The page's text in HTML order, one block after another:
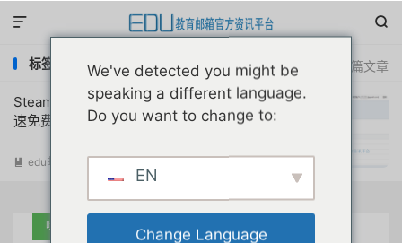


共 1 篇文章
标签：switch免费加速器
Steam/Switch/PS/XBOX/IOS游戏联机加
速免费真实永久原创首发
 edu邮箱资讯 阅读(12182)
吐血推荐
We've detected you might be
speaking a different language.
Do you want to change to:
EN
Change Language